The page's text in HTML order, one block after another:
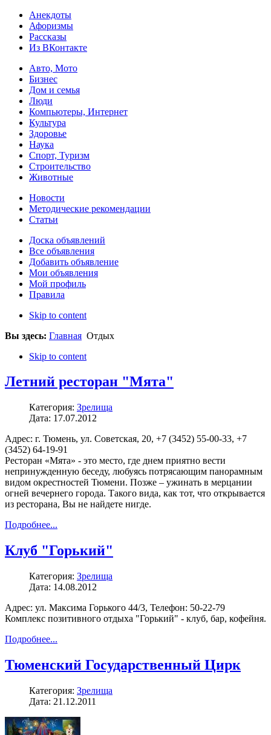
Анекдоты
Афоризмы
Рассказы
Из ВКонтакте
Авто, Мото
Бизнес
Дом и семья
Люди
Компьютеры, Интернет
Культура
Здоровье
Наука
Спорт, Туризм
Строительство
Животные
Новости
Методические рекомендации
Статьи
Доска объявлений
Все объявления
Добавить объявление
Мои объявления
Мой профиль
Правила
Skip to content
Вы здесь: Главная Отдых
Skip to content
Летний ресторан "Мята"
Категория: Зрелища
Дата: 17.07.2012
Адрес: г. Тюмень, ул. Советская, 20, +7 (3452) 55-00-33, +7
(3452) 64-19-91
Ресторан «Мята» - это место, где днем приятно вести
непринужденную беседу, любуясь потрясающим панорамным
видом окрестностей Тюмени. Позже – ужинать в мерцании
огней вечернего города. Такого вида, как тот, что открывается
из ресторана, Вы не найдете нигде.
Подробнее...
Клуб "Горький"
Категория: Зрелища
Дата: 14.08.2012
Адрес: ул. Максима Горького 44/3, Телефон: 50-22-79
Комплекс позитивного отдыха "Горький" - клуб, бар, кофейня.
Подробнее...
Тюменский Государственный Цирк
Категория: Зрелища
Дата: 21.12.2011